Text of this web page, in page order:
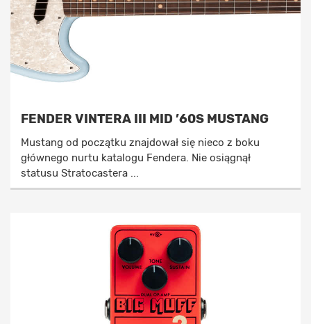
FENDER VINTERA III MID ’60S MUSTANG
Mustang od początku znajdował się nieco z boku
głównego nurtu katalogu Fendera. Nie osiągnął
statusu Stratocastera ...